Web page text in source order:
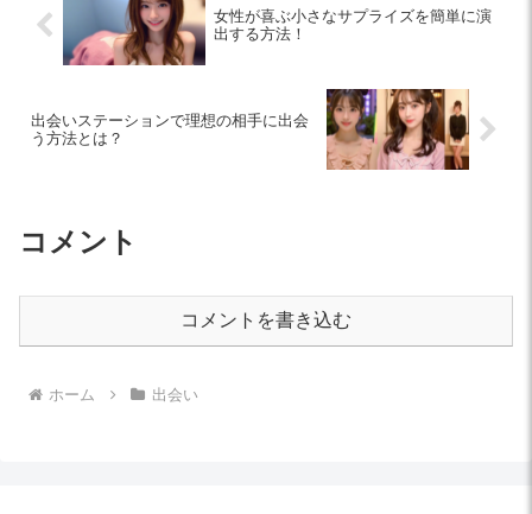
女性が喜ぶ小さなサプライズを簡単に演
出する方法！
出会いステーションで理想の相手に出会
う方法とは？
コメント
コメントを書き込む
ホーム 出会い